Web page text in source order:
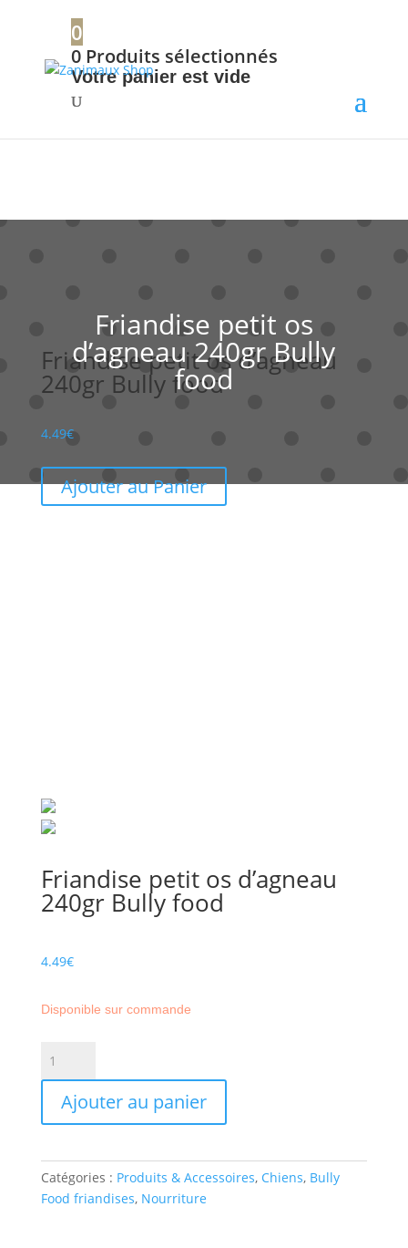
0
0 Produits sélectionnés
Votre panier est vide
Friandise petit os
d’agneau 240gr Bully
food
Friandise petit os d’agneau
240gr Bully food
4.49€
Ajouter au Panier
Friandise petit os d’agneau
240gr Bully food
4.49€
Disponible sur commande
Friandise
petit
d'agneau
240gr
Bully
Ajouter au panier
Catégories : Produits & Accessoires, Chiens, Bully
Food friandises, Nourriture